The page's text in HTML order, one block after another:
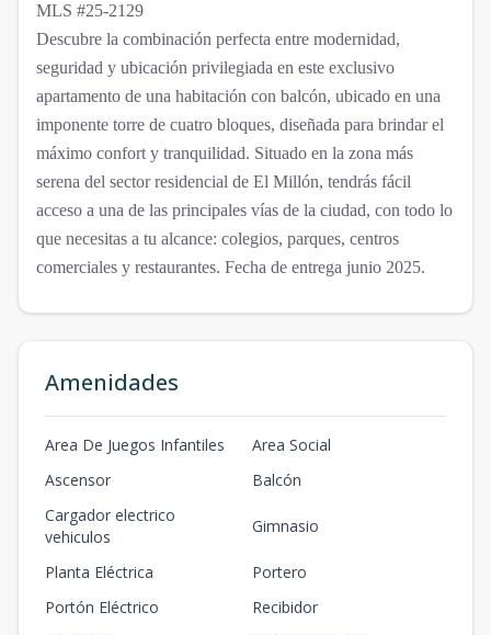
MLS #25-2129
Descubre la combinación perfecta entre modernidad,
seguridad y ubicación privilegiada en este exclusivo
apartamento de una habitación con balcón, ubicado en una
imponente torre de cuatro bloques, diseñada para brindar el
máximo confort y tranquilidad. Situado en la zona más
serena del sector residencial de El Millón, tendrás fácil
acceso a una de las principales vías de la ciudad, con todo lo
que necesitas a tu alcance: colegios, parques, centros
comerciales y restaurantes. Fecha de entrega junio 2025.
Amenidades
Area De Juegos Infantiles
Area Social
Ascensor
Balcón
Cargador electrico
vehiculos
Gimnasio
Planta Eléctrica
Portero
Portón Eléctrico
Recibidor